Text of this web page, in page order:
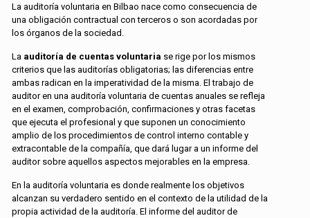
La auditoría voluntaria en Bilbao nace como consecuencia de
una obligación contractual con terceros o son acordadas por
los órganos de la sociedad.
La auditoría de cuentas voluntaria se rige por los mismos
criterios que las auditorías obligatorias; las diferencias entre
ambas radican en la imperatividad de la misma. El trabajo de
auditor en una auditoría voluntaria de cuentas anuales se refleja
en el examen, comprobación, confirmaciones y otras facetas
que ejecuta el profesional y que suponen un conocimiento
amplio de los procedimientos de control interno contable y
extracontable de la compañía, que dará lugar a un informe del
auditor sobre aquellos aspectos mejorables en la empresa.
En la auditoría voluntaria es donde realmente los objetivos
alcanzan su verdadero sentido en el contexto de la utilidad de la
propia actividad de la auditoría. El informe del auditor de